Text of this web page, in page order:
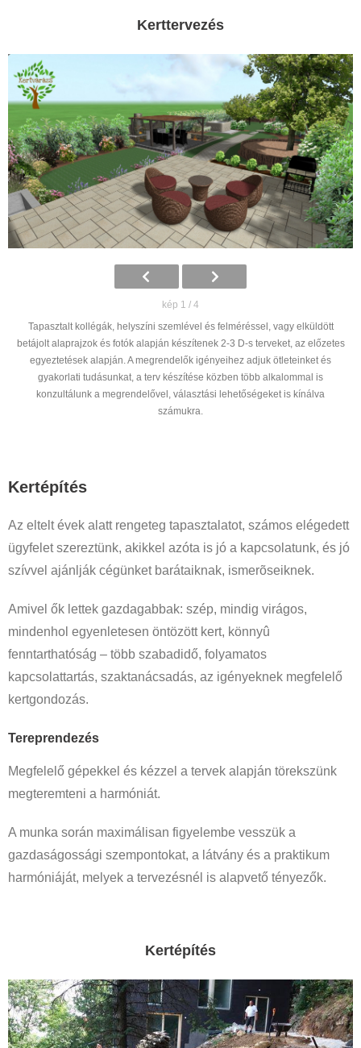
Kerttervezés
kép 1 / 4
Tapasztalt kollégák, helyszíni szemlével és felméréssel, vagy elküldött
betájolt alaprajzok és fotók alapján készítenek 2-3 D-s terveket, az előzetes
egyeztetések alapján. A megrendelők igényeihez adjuk ötleteinket és
gyakorlati tudásunkat, a terv készítése közben több alkalommal is
konzultálunk a megrendelővel, választási lehetőségeket is kínálva
számukra.
Kertépítés
Az eltelt évek alatt rengeteg tapasztalatot, számos elégedett
ügyfelet szereztünk, akikkel azóta is jó a kapcsolatunk, és jó
szívvel ajánlják cégünket barátaiknak, ismerõseiknek.
Amivel ők lettek gazdagabbak: szép, mindig virágos,
mindenhol egyenletesen öntözött kert, könnyû
fenntarthatóság – több szabadidő, folyamatos
kapcsolattartás, szaktanácsadás, az igényeknek megfelelő
kertgondozás.
Tereprendezés
Megfelelő gépekkel és kézzel a tervek alapján törekszünk
megteremteni a harmóniát.
A munka során maximálisan figyelembe vesszük a
gazdaságossági szempontokat, a látvány és a praktikum
harmóniáját, melyek a tervezésnél is alapvető tényezők.
Kertépítés